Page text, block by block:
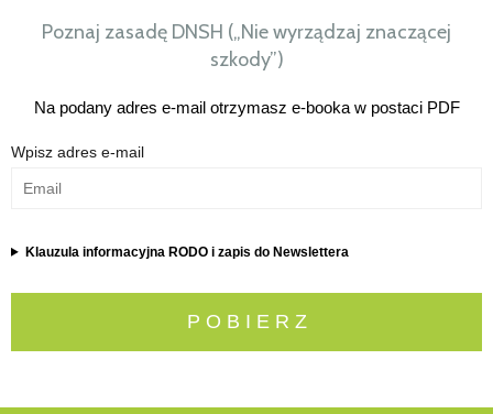
Poznaj zasadę DNSH („Nie wyrządzaj znaczącej
szkody”)
Na podany adres e-mail otrzymasz e-booka w postaci PDF
Wpisz adres e-mail
Klauzula informacyjna RODO i zapis do Newslettera
P O B I E R Z